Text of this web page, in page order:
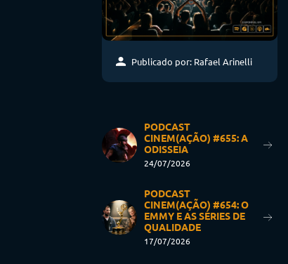
Publicado por: Rafael Arinelli
PODCAST
CINEM(AÇÃO) #655: A
ODISSEIA
24/07/2026
PODCAST
CINEM(AÇÃO) #654: O
EMMY E AS SÉRIES DE
QUALIDADE
17/07/2026